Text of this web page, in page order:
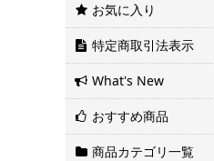
お気に入り
特定商取引法表示
What's New
おすすめ商品
商品カテゴリ一覧